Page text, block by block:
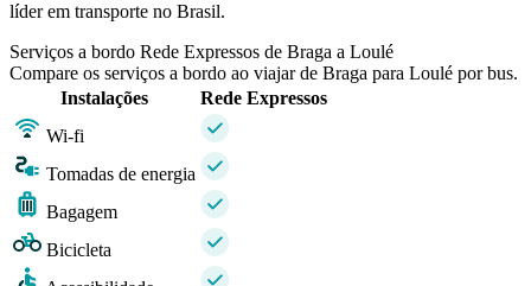
líder em transporte no Brasil.
Serviços a bordo Rede Expressos de Braga a Loulé
Compare os serviços a bordo ao viajar de Braga para Loulé por bus.
Instalações
Rede Expressos
Wi-fi
Tomadas de energia
Bagagem
Bicicleta